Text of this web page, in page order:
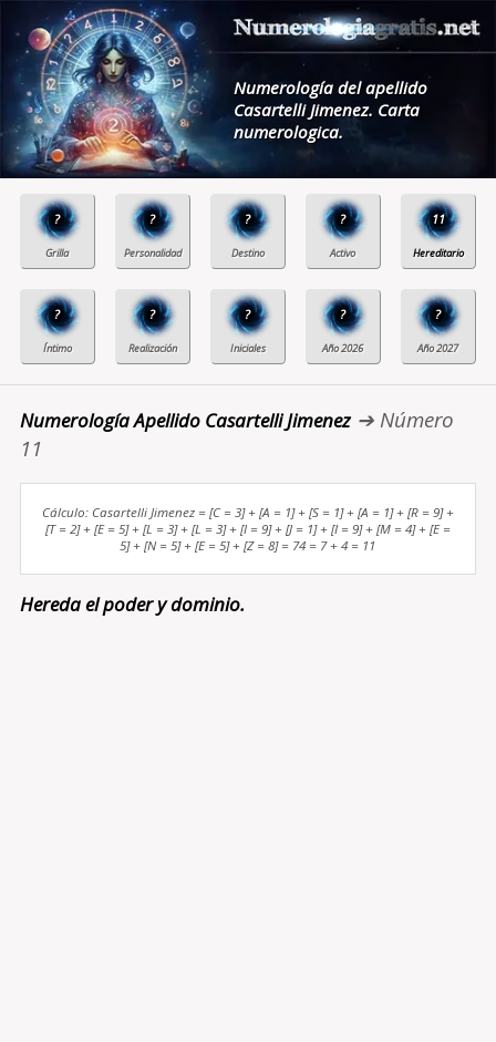
Numerología del apellido
Casartelli Jimenez. Carta
numerologica.
? ? ? ? 11
? ? ? ? ?
Numerología Apellido Casartelli Jimenez➔ Número
11
Cálculo: Casartelli Jimenez = [C = 3] + [A = 1] + [S = 1] + [A = 1] + [R = 9] +
[T = 2] + [E = 5] + [L = 3] + [L = 3] + [I = 9] + [J = 1] + [I = 9] + [M = 4] + [E =
5] + [N = 5] + [E = 5] + [Z = 8] = 74 = 7 + 4 = 11
Hereda el poder y dominio.